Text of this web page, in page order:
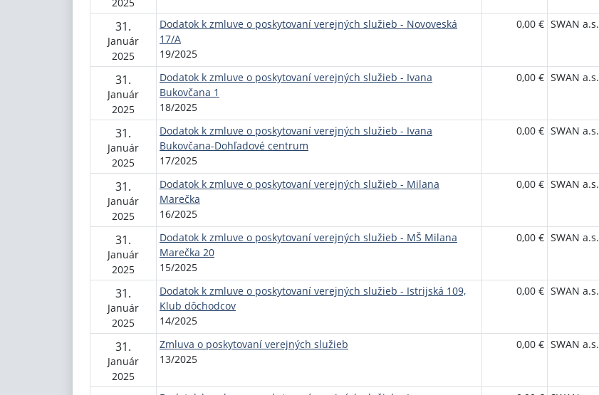
31.
Január
2025
Dodatok k zmluve o poskytovaní verejných služieb - Novoveská
17/A
19/2025
0,00 € SWAN a.s.
31.
Január
2025
Dodatok k zmluve o poskytovaní verejných služieb - Ivana
Bukovčana 1
18/2025
0,00 € SWAN a.s.
31.
Január
2025
Dodatok k zmluve o poskytovaní verejných služieb - Ivana
Bukovčana-Dohľadové centrum
17/2025
0,00 € SWAN a.s.
31.
Január
2025
Dodatok k zmluve o poskytovaní verejných služieb - Milana
Marečka
16/2025
0,00 € SWAN a.s.
31.
Január
2025
Dodatok k zmluve o poskytovaní verejných služieb - MŠ Milana
Marečka 20
15/2025
0,00 € SWAN a.s.
31.
Január
2025
Dodatok k zmluve o poskytovaní verejných služieb - Istrijská 109,
Klub dôchodcov
14/2025
0,00 € SWAN a.s.
31.
Január
2025
Zmluva o poskytovaní verejných služieb
13/2025
0,00 € SWAN a.s.